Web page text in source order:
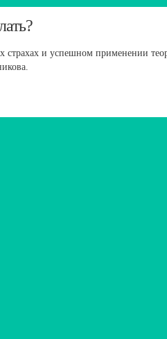
и успешном применении